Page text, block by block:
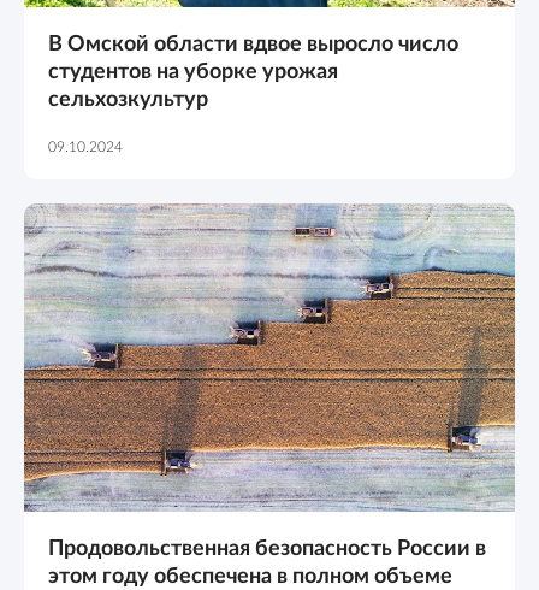
В Омской области вдвое выросло число
студентов на уборке урожая
сельхозкультур
09.10.2024
Продовольственная безопасность России в
этом году обеспечена в полном объеме